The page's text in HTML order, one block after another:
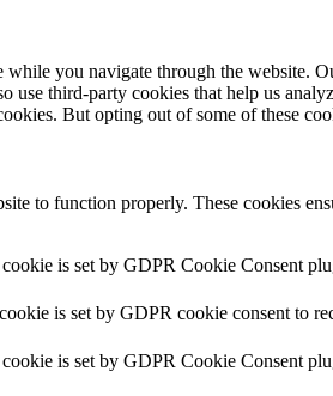
you navigate through the website.
use third-party cookies that help us
But opting out of some of these
to function properly. These cookies
is set by GDPR Cookie Consent
is set by GDPR cookie consent to
is set by GDPR Cookie Consent